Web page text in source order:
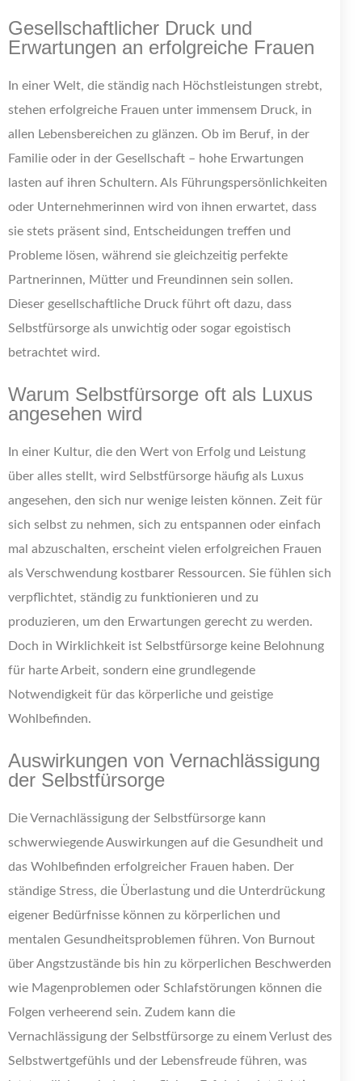
Gesellschaftlicher Druck und
Erwartungen an erfolgreiche Frauen
In einer Welt, die ständig nach Höchstleistungen strebt,
stehen erfolgreiche Frauen unter immensem Druck, in
allen Lebensbereichen zu glänzen. Ob im Beruf, in der
Familie oder in der Gesellschaft – hohe Erwartungen
lasten auf ihren Schultern. Als Führungspersönlichkeiten
oder Unternehmerinnen wird von ihnen erwartet, dass
sie stets präsent sind, Entscheidungen treffen und
Probleme lösen, während sie gleichzeitig perfekte
Partnerinnen, Mütter und Freundinnen sein sollen.
Dieser gesellschaftliche Druck führt oft dazu, dass
Selbstfürsorge als unwichtig oder sogar egoistisch
betrachtet wird.
Warum Selbstfürsorge oft als Luxus
angesehen wird
In einer Kultur, die den Wert von Erfolg und Leistung
über alles stellt, wird Selbstfürsorge häufig als Luxus
angesehen, den sich nur wenige leisten können. Zeit für
sich selbst zu nehmen, sich zu entspannen oder einfach
mal abzuschalten, erscheint vielen erfolgreichen Frauen
als Verschwendung kostbarer Ressourcen. Sie fühlen sich
verpflichtet, ständig zu funktionieren und zu
produzieren, um den Erwartungen gerecht zu werden.
Doch in Wirklichkeit ist Selbstfürsorge keine Belohnung
für harte Arbeit, sondern eine grundlegende
Notwendigkeit für das körperliche und geistige
Wohlbefinden.
Auswirkungen von Vernachlässigung
der Selbstfürsorge
Die Vernachlässigung der Selbstfürsorge kann
schwerwiegende Auswirkungen auf die Gesundheit und
das Wohlbefinden erfolgreicher Frauen haben. Der
ständige Stress, die Überlastung und die Unterdrückung
eigener Bedürfnisse können zu körperlichen und
mentalen Gesundheitsproblemen führen. Von Burnout
über Angstzustände bis hin zu körperlichen Beschwerden
wie Magenproblemen oder Schlafstörungen können die
Folgen verheerend sein. Zudem kann die
Vernachlässigung der Selbstfürsorge zu einem Verlust des
Selbstwertgefühls und der Lebensfreude führen, was